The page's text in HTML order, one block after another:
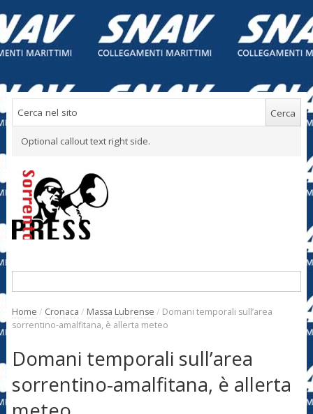
Optional callout text right side.
Home / Cronaca / Massa Lubrense / Domani temporali sull’area
sorrentino-amalfitana, è allerta meteo
Domani temporali sull’area
sorrentino-amalfitana, è allerta